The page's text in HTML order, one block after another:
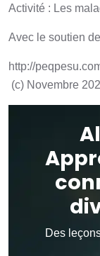
Activité : Les
Avec le soutien
http://
(c) Novembre
Des